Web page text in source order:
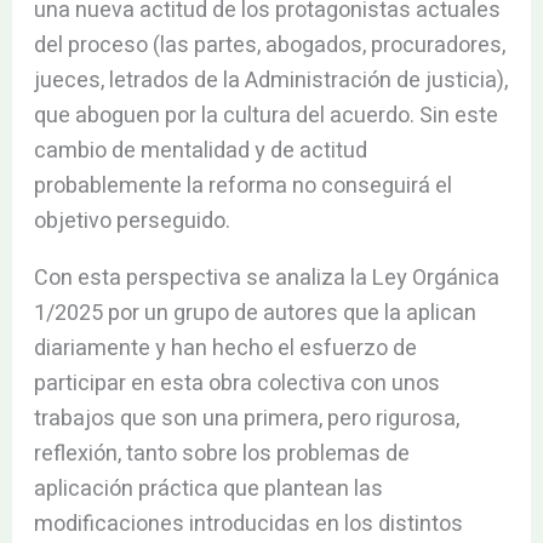
una nueva actitud de los protagonistas actuales
del proceso (las partes, abogados, procuradores,
jueces, letrados de la Administración de justicia),
que aboguen por la cultura del acuerdo. Sin este
cambio de mentalidad y de actitud
probablemente la reforma no conseguirá el
objetivo perseguido.
Con esta perspectiva se analiza la Ley Orgánica
1/2025 por un grupo de autores que la aplican
diariamente y han hecho el esfuerzo de
participar en esta obra colectiva con unos
trabajos que son una primera, pero rigurosa,
reflexión, tanto sobre los problemas de
aplicación práctica que plantean las
modificaciones introducidas en los distintos